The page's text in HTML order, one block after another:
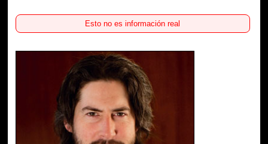
Esto no es información real